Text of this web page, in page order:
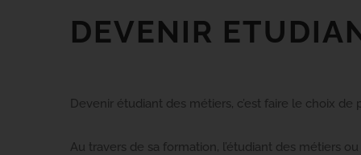
DEVENIR
Devenir étudiant des métiers, c’est faire le choix
Au travers de sa formation, l’étudiant des métiers